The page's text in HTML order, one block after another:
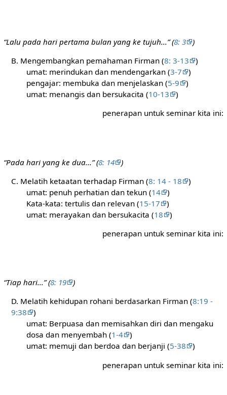
“Lalu pada hari pertama bulan yang ke tujuh...” (8: 3
)
B. Mengembangkan pemahaman Firman (8: 3-13
)
umat: merindukan dan mendengarkan (3-7
)
pengajar: membuka dan menjelaskan (5-9
)
umat: menangis dan bersukacita (10-13
)
penerapan untuk seminar kita ini:
“Pada hari yang ke dua...” (8: 14
)
C. Melatih ketaatan terhadap Firman (8: 14 - 18
)
umat: penuh perhatian dan tekun (14
)
Kata-kata: tertulis dan relevan (15-17
)
umat: merayakan dan bersukacita (18
)
penerapan untuk seminar kita ini:
“Tiap hari...” (8: 19
)
D. Melatih kehidupan rohani berdasarkan Firman (8:19 -
9:38
)
umat: Berpuasa dan memisahkan diri dan mengaku
dosa dan menyembah (1-4
)
umat: memuji dan berdoa dan berjanji (5-38
)
penerapan untuk seminar kita ini: